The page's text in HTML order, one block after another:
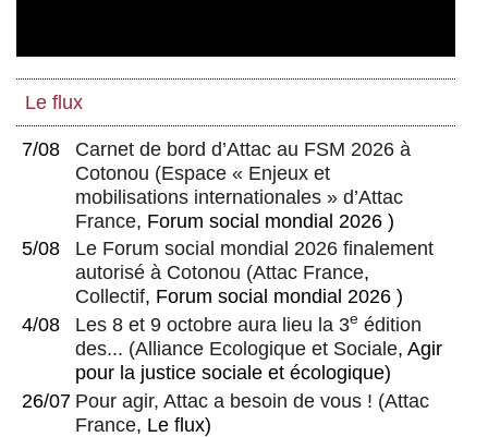
Le flux
7/08
Carnet de bord d’Attac au FSM 2026 à
Cotonou (Espace « Enjeux et
mobilisations internationales » d’Attac
France, Forum social mondial 2026 )
5/08
Le Forum social mondial 2026 finalement
autorisé à Cotonou (Attac France,
Collectif, Forum social mondial 2026 )
4/08
Les 8 et 9 octobre aura lieu la 3e édition
des... (Alliance Ecologique et Sociale, Agir
pour la justice sociale et écologique)
26/07 Pour agir, Attac a besoin de vous ! (Attac
France, Le flux)